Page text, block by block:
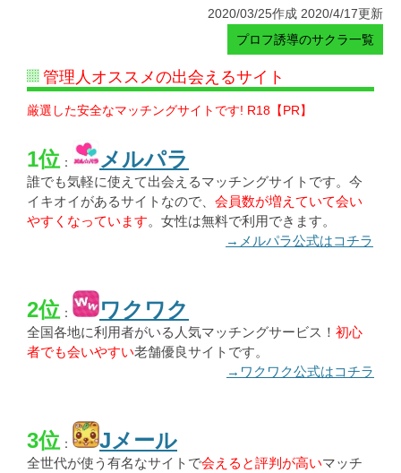
2020/03/25作成 2020/4/17更新
プロフ誘導のサクラ一覧
管理人オススメの出会えるサイト
厳選した安全なマッチングサイトです! R18【PR】
1位 ： メルパラ
誰でも気軽に使えて出会えるマッチングサイトです。今
イキオイがあるサイトなので、 会員数が増えていて会い
やすくなっています。女性は無料で利用できます。
→メルパラ公式はコチラ
2位 ： ワクワク
全国各地に利用者がいる人気マッチングサービス！ 初心
者でも会いやすい老舗優良サイトです。
→ワクワク公式はコチラ
3位 ： Jメール
全世代が使う有名なサイトで会えると評判が高いマッチ